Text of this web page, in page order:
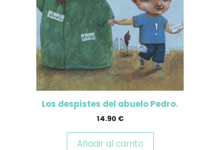
Los despistes del abuelo Pedro.
14.90 €
Añadir al carrito